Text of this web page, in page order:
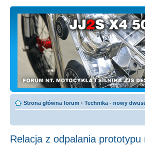
Strona główna forum ‹ Technika - nowy
Relacja z odpalania